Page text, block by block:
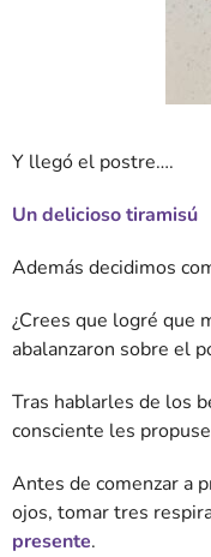
Y llegó el postre….
Un delicioso tiramisú
Además decidimos
¿Crees que logré que
abalanzaron sobre el
Tras hablarles de los
consciente les
Antes de comenzar a
ojos, tomar tres
presente.